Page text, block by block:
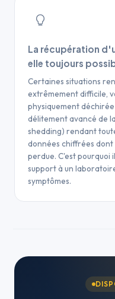
La récupération
elle toujours
Certaines situations
extrêmement difficile,
physiquement
délitement avancé de
shedding) rendant
données chiffrées
perdue. C'est pourquoi
support à un
symptômes.